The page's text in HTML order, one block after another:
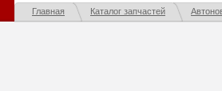
Главная Каталог запчастей